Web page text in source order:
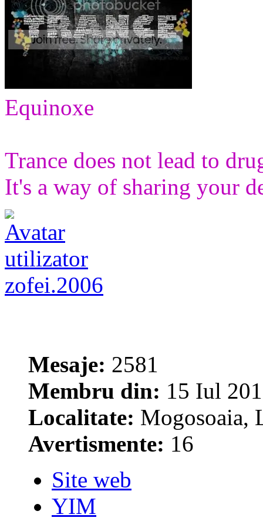
Equinoxe
Trance does not lead to
It's a way of sharing your
zofei.2006
Mesaje: 2581
Membru din: 15 Iul
Localitate: Mogosoaia,
Avertismente: 16
Site web
YIM